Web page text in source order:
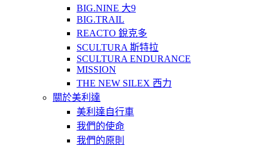
BIG.NINE 大9
BIG.TRAIL
REACTO 銳克多
SCULTURA 斯特拉
SCULTURA ENDURANCE
MISSION
THE NEW SILEX 西力
關於美利達
美利達自行車
我們的使命
我們的原則